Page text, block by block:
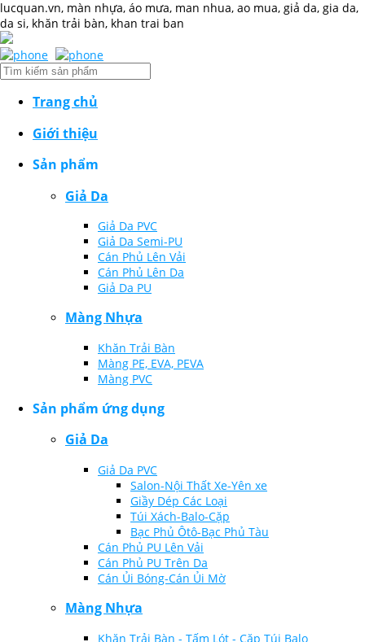
lucquan.vn, màn nhựa, áo mưa, man nhua, ao mua, giả da, gia da,
da si, khăn trải bàn, khan trai ban
Trang chủ
Giới thiệu
Sản phẩm
Giả Da
Giả Da PVC
Giả Da Semi-PU
Cán Phủ Lên Vải
Cán Phủ Lên Da
Giả Da PU
Màng Nhựa
Khăn Trải Bàn
Màng PE, EVA, PEVA
Màng PVC
Sản phẩm ứng dụng
Giả Da
Giả Da PVC
Salon-Nội Thất Xe-Yên xe
Giầy Dép Các Loại
Túi Xách-Balo-Cặp
Bạc Phủ Ôtô-Bạc Phủ Tàu
Cán Phủ PU Lên Vải
Cán Phủ PU Trên Da
Cán Ủi Bóng-Cán Ủi Mờ
Màng Nhựa
Khăn Trải Bàn - Tấm Lót - Căp Túi Balo